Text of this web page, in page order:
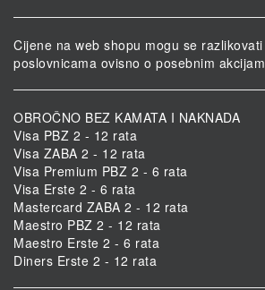
Cijene na web shopu mogu se
poslovnicama ovisno o posebnim
OBROČNO BEZ KAMATA I NAKNADA
Visa PBZ 2 - 12 rata
Visa ZABA 2 - 12 rata
Visa Premium PBZ 2 - 6 rata
Visa Erste 2 - 6 rata
Mastercard ZABA 2 - 12 rata
Maestro PBZ 2 - 12 rata
Maestro Erste 2 - 6 rata
Diners Erste 2 - 12 rata